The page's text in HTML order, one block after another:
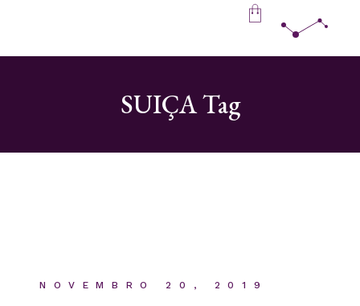
SUIÇA Tag
NOVEMBRO 20, 2019